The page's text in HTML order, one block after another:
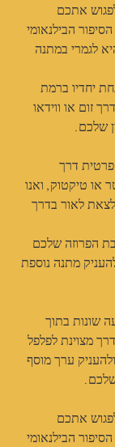
אתכם
הבילנאומי
לגמרי במתנה
יחדיו ברמת
זום או ווידאו
שלכם.
פרטית דרך
או טיקטוק, ואנו
לאור בדרך
הפרוזה שלכם
מתנה נוספת
שונות בתוך
מצוינת לפלפל
ערך מוסף
אתכם
הבילנאומי